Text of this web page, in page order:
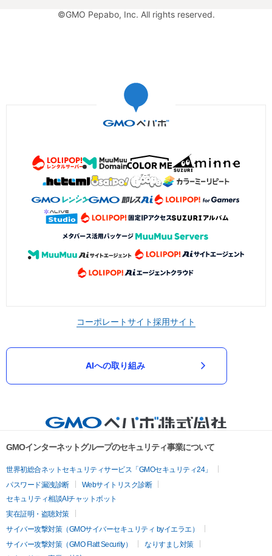
©GMO Pepabo, Inc. All rights reserved.
コーポレートサイト採用サイト
AIへの取り組み
GMOインターネットグループのセキュリティ事業について
世界初総合ネットセキュリティサービス「GMOセキュリティ24」
パスワード漏洩診断
Webサイトリスク診断
セキュリティ相談AIチャットボット
実在証明・盗聴対策
サイバー攻撃対策（GMOサイバーセキュリティ byイエラエ）
サイバー攻撃対策（GMO Flatt Security）
なりすまし対策